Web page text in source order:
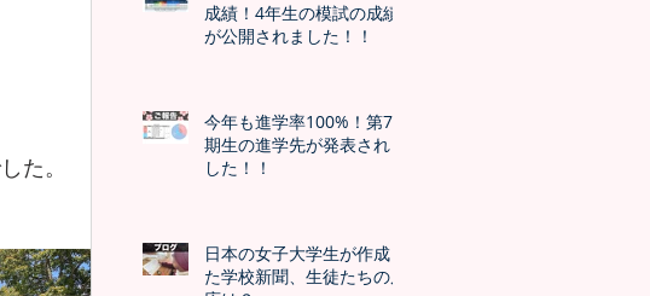
た。
成績！4年生の模試の成績
が公開されました！！
今年も進学率100%！第7
期生の進学先が発表されま
した！！
日本の女子大学生が作成し
た学校新聞、生徒たちの反